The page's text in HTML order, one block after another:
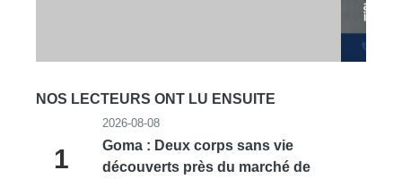
NOS LECTEURS ONT LU ENSUITE
1
2026-08-08
Goma : Deux corps sans vie
découverts près du marché de